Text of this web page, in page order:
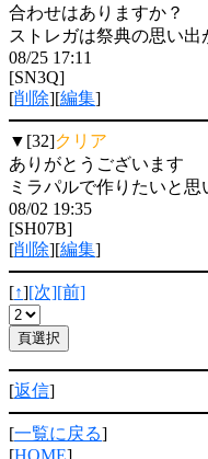
合わせはありますか？
ストレガは祭典の思い
08/25 17:11
[SN3Q]
[削除][編集]
▼[32]クリア
ありがとうございます
ミラパルで作りたいと思
08/02 19:35
[SH07B]
[削除][編集]
[↑][次][前]
[返信]
[一覧に戻る]
[HOME]